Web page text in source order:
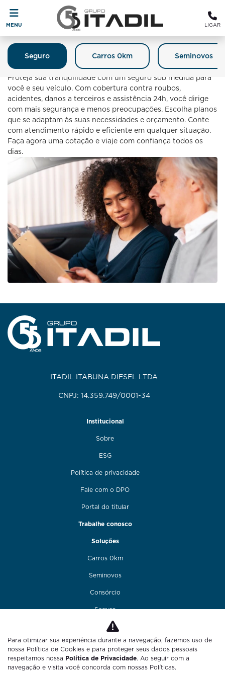
MENU LIGAR
Carros 0km Seminovos
Seguro
Seguro
Proteja sua tranquilidade com um seguro sob medida para
você e seu veículo. Com cobertura contra roubos,
acidentes, danos a terceiros e assistência 24h, você dirige
com mais segurança e menos preocupações. Escolha planos
que se adaptam às suas necessidades e orçamento. Conte
com atendimento rápido e eficiente em qualquer situação.
Faça agora uma cotação e viaje com confiança todos os
dias.
ITADIL ITABUNA DIESEL LTDA
CNPJ: 14.359.749/0001-34
Institucional
Sobre
ESG
Política de privacidade
Fale com o DPO
Portal do titular
Trabalhe conosco
Soluções
Carros 0km
Seminovos
Consórcio
Seguro
Financiamento
Funilaria e pintura
Fale conosco
Para otimizar sua experiência durante a navegação, fazemos uso de
nossa Política de Cookies e para proteger seus dados pessoais
respeitamos nossa Política de Privacidade. Ao seguir com a
navegação e visita você concorda com nossas Políticas.